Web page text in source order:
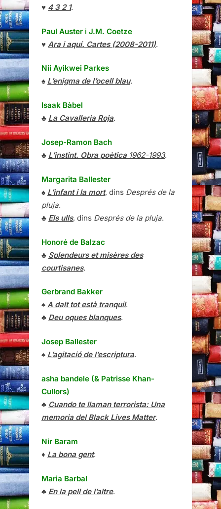
♥ 4 3 2 1.
Paul Auster i J.M. Coetze
♥ Ara i aquí. Cartes (2008-2011).
Nii Ayikwei Parkes
♠ L’enigma de l’ocell blau.
Isaak Bàbel
♣ La Cavalleria Roja.
Josep-Ramon Bach
♣ L’instint. Obra poètica1962-1993.
Margarita Ballester
♠ L’infant i la mort, dins Després de la
pluja.
♣ Els ulls, dins Després de la pluja.
Honoré de Balzac
♣ Splendeurs et misères des
courtisanes.
Gerbrand Bakker
♠ A dalt tot està tranquil.
♣ Deu oques blanques.
Josep Ballester
♠ L’agitació de l’escriptura.
asha bandele (& Patrisse Khan-
Cullors)
♣ Cuando te llaman terrorista: Una
memoria del Black Lives Matter.
Nir Baram
♦ La bona gent.
Maria Barbal
♣ En la pell de l’altre.